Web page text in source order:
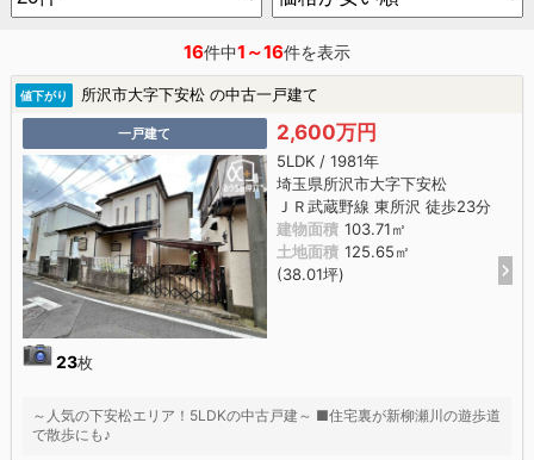
16件中1～16件を表示
値下がり 所沢市大字下安松 の中古一戸建て
一戸建て
23枚
2,600万円
5LDK / 1981年
埼玉県所沢市大字下安松
ＪＲ武蔵野線 東所沢 徒歩23分
建物面積 103.71㎡
土地面積 125.65㎡
(38.01坪)
～人気の下安松エリア！5LDKの中古戸建～ ■住宅裏が新柳瀬川の遊歩道
で散歩にも♪